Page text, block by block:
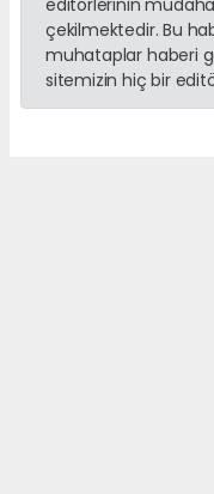
çekilmektedir. Bu
muhataplar haberi
sitemizin hiç bir